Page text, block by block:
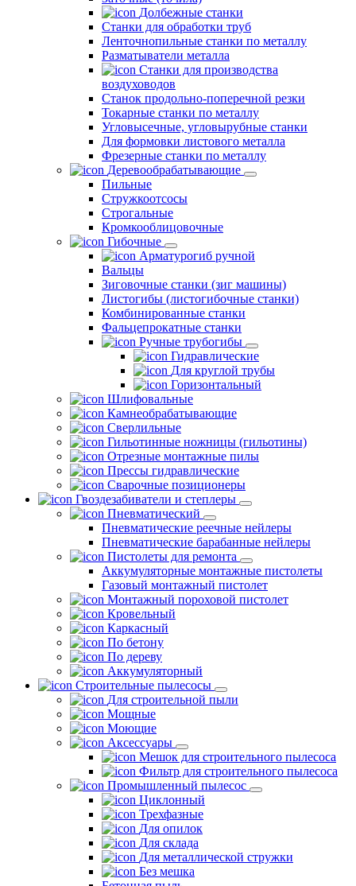
Долбежные станки
Станки для обработки труб
Ленточнопильные станки по металлу
Разматыватели металла
Станки для производства
воздуховодов
Станок продольно-поперечной резки
Токарные станки по металлу
Угловысечные, угловырубные станки
Для формовки листового металла
Фрезерные станки по металлу
Деревообрабатывающие
Пильные
Стружкоотсосы
Строгальные
Кромкооблицовочные
Гибочные
Арматурогиб ручной
Вальцы
Зиговочные станки (зиг машины)
Листогибы (листогибочные станки)
Комбинированные станки
Фальцепрокатные станки
Ручные трубогибы
Гидравлические
Для круглой трубы
Горизонтальный
Шлифовальные
Камнеобрабатывающие
Сверлильные
Гильотинные ножницы (гильотины)
Отрезные монтажные пилы
Прессы гидравлические
Сварочные позиционеры
Гвоздезабиватели и степлеры
Пневматический
Пневматические реечные нейлеры
Пневматические барабанные нейлеры
Пистолеты для ремонта
Аккумуляторные монтажные пистолеты
Газовый монтажный пистолет
Монтажный пороховой пистолет
Кровельный
Каркасный
По бетону
По дереву
Аккумуляторный
Строительные пылесосы
Для строительной пыли
Мощные
Моющие
Аксессуары
Мешок для строительного пылесоса
Фильтр для строительного пылесоса
Промышленный пылесос
Циклонный
Трехфазные
Для опилок
Для склада
Для металлической стружки
Без мешка